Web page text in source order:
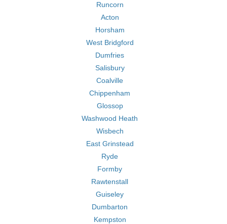
Runcorn
Acton
Horsham
West Bridgford
Dumfries
Salisbury
Coalville
Chippenham
Glossop
Washwood Heath
Wisbech
East Grinstead
Ryde
Formby
Rawtenstall
Guiseley
Dumbarton
Kempston